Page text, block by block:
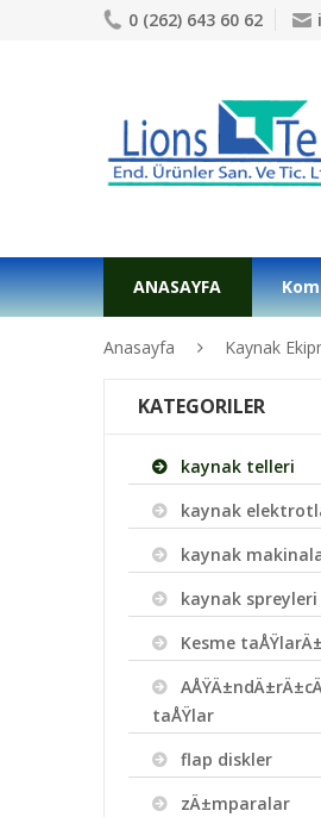
0 (262) 643 60 62
ANASAYFA
Anasayfa Kaynak
KATEGORILER
kaynak telleri
kaynak
kaynak
kaynak spreyleri
Kesme taÅŸlarÄ±
taÅŸlar
flap diskler
zÄ±mparalar